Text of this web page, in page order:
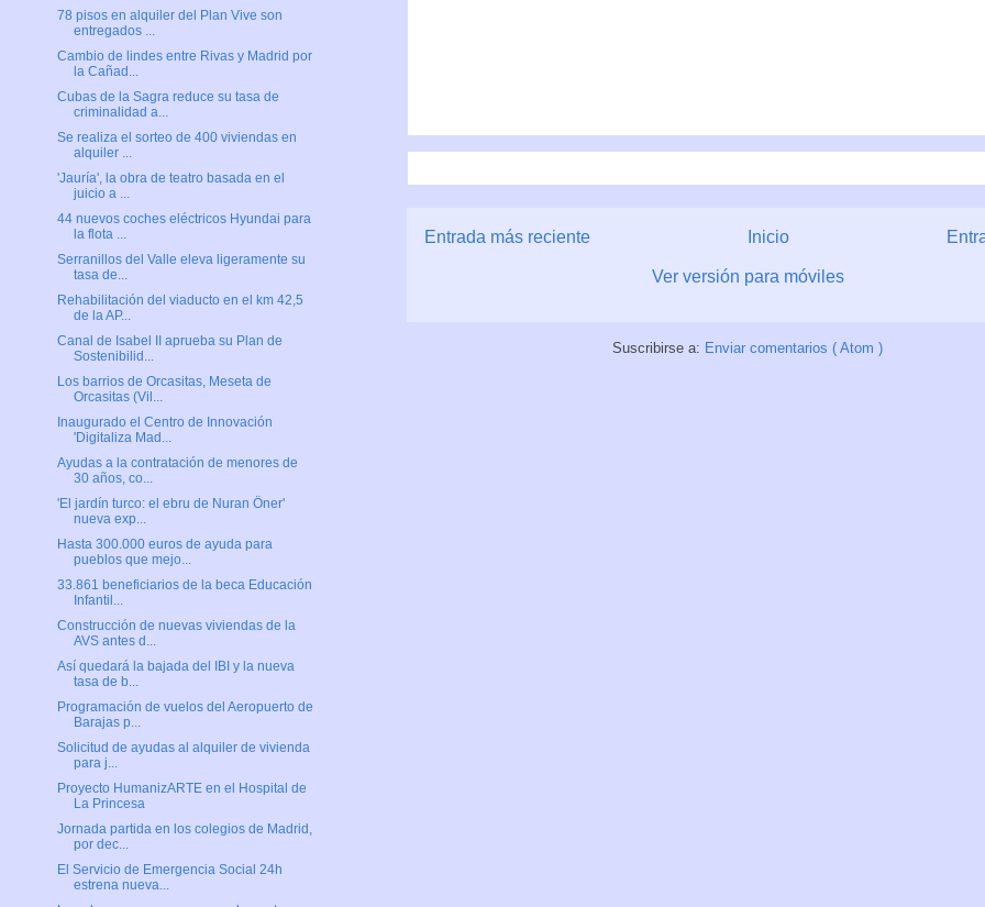
Entrada más reciente Inicio
Ver versión para móviles
Suscribirse a: Enviar comentarios ( Atom )
78 pisos en alquiler del Plan Vive son
entregados ...
Cambio de lindes entre Rivas y Madrid por
la Cañad...
Cubas de la Sagra reduce su tasa de
criminalidad a...
Se realiza el sorteo de 400 viviendas en
alquiler ...
'Jauría', la obra de teatro basada en el
juicio a ...
44 nuevos coches eléctricos Hyundai para
la flota ...
Serranillos del Valle eleva ligeramente su
tasa de...
Rehabilitación del viaducto en el km 42,5
de la AP...
Canal de Isabel II aprueba su Plan de
Sostenibilid...
Los barrios de Orcasitas, Meseta de
Orcasitas (Vil...
Inaugurado el Centro de Innovación
'Digitaliza Mad...
Ayudas a la contratación de menores de
30 años, co...
'El jardín turco: el ebru de Nuran Öner'
nueva exp...
Hasta 300.000 euros de ayuda para
pueblos que mejo...
33.861 beneficiarios de la beca Educación
Infantil...
Construcción de nuevas viviendas de la
AVS antes d...
Así quedará la bajada del IBI y la nueva
tasa de b...
Programación de vuelos del Aeropuerto de
Barajas p...
Solicitud de ayudas al alquiler de vivienda
para j...
Proyecto HumanizARTE en el Hospital de
La Princesa
Jornada partida en los colegios de Madrid,
por dec...
El Servicio de Emergencia Social 24h
estrena nueva...